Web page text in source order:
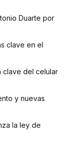
Duarte por
clave en el
clave del celular
y nuevas
la ley de